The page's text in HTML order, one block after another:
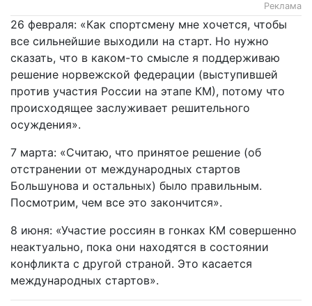
Реклама
26 февраля: «Как спортсмену мне хочется, чтобы
все сильнейшие выходили на старт. Но нужно
сказать, что в каком-то смысле я поддерживаю
решение норвежской федерации (выступившей
против участия России на этапе КМ), потому что
происходящее заслуживает решительного
осуждения».
7 марта: «Считаю, что принятое решение (об
отстранении от международных стартов
Большунова и остальных) было правильным.
Посмотрим, чем все это закончится».
8 июня: «Участие россиян в гонках КМ совершенно
неактуально, пока они находятся в состоянии
конфликта с другой страной. Это касается
международных стартов».